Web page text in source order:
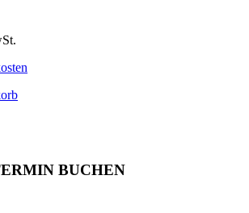
BUCHEN